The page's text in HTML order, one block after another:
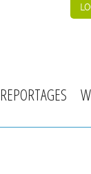
REPORTAGES